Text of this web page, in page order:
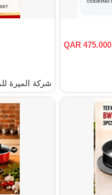
QAR 475.000
شركة الميرة